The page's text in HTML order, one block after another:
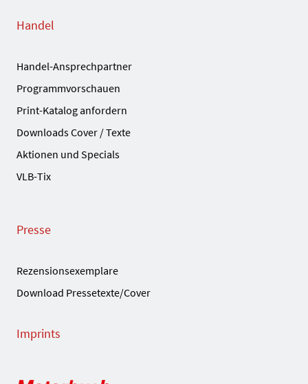
Handel
Handel-Ansprechpartner
Programmvorschauen
Print-Katalog anfordern
Downloads Cover / Texte
Aktionen und Specials
VLB-Tix
Presse
Rezensionsexemplare
Download Pressetexte/Cover
Imprints